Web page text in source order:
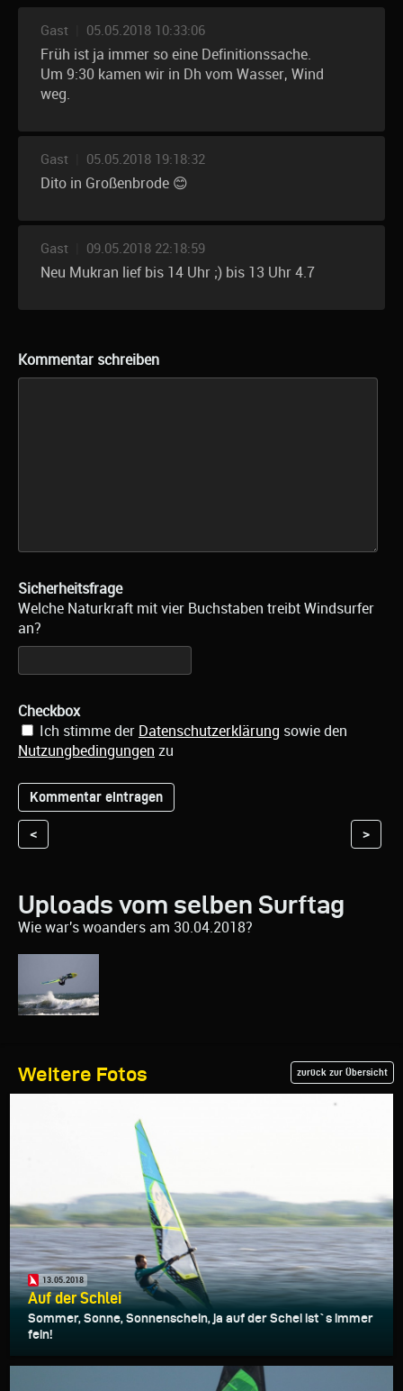
Gast 05.05.2018 10:33:06
Früh ist ja immer so eine Definitionssache.
Um 9:30 kamen wir in Dh vom Wasser, Wind
weg.
Gast 05.05.2018 19:18:32
Dito in Großenbrode 😊
Gast 09.05.2018 22:18:59
Neu Mukran lief bis 14 Uhr ;) bis 13 Uhr 4.7
Kommentar schreiben
Sicherheitsfrage
Welche Naturkraft mit vier Buchstaben treibt Windsurfer
an?
Checkbox
Ich stimme der Datenschutzerklärung sowie den
Nutzungbedingungen zu
< >
Uploads vom selben Surftag
Wie war's woanders am 30.04.2018?
Weitere Fotos zurück zur Übersicht
13.05.2018
Auf der Schlei
Sommer, Sonne, Sonnenschein, ja auf der Schei ist`s immer
fein!